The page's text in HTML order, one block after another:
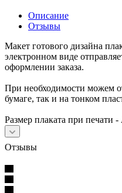
Описание
Отзывы
Макет готового дизайна
электронном виде
оформлении заказа.
При необходимости можем
бумаге, так и на тонком
Размер плаката при печати -
Отзывы